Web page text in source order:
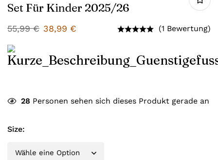
Set Für Kinder 2025/26
55,99€ 38,99 € (1 Bewertung)
28 Personen sehen sich dieses Produkt gerade an
Size: